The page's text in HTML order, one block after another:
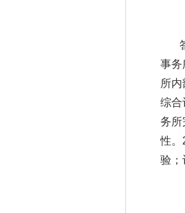
事务
所
综合
务所
性。
验；